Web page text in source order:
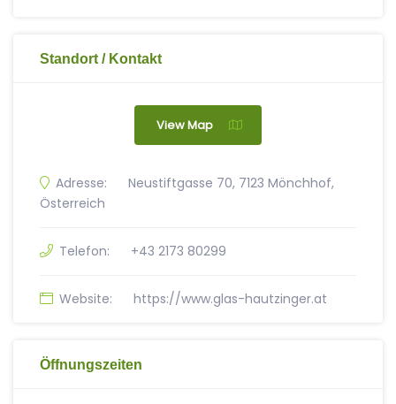
Standort / Kontakt
View Map
Adresse:
Neustiftgasse 70, 7123 Mönchhof,
Österreich
Telefon: +43 2173 80299
Website: https://www.glas-hautzinger.at
Öffnungszeiten